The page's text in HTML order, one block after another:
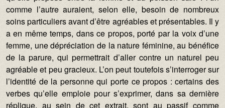
comme l’autre auraient, selon elle, besoin de nombreux
soins particuliers avant d’être agréables et présentables. Il y
a en même temps, dans ce propos, porté par la voix d’une
femme, une dépréciation de la nature féminine, au bénéfice
de la parure, qui permettrait d’aller contre un naturel peu
agréable et peu gracieux. L’on peut toutefois s’interroger sur
l’identité de la personne qui porte ce propos : certains des
verbes qu’elle emploie pour s’exprimer, dans sa dernière
réplique, au sein de cet extrait, sont au passif comme